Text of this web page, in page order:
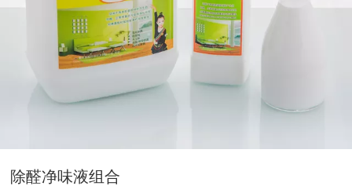
除醛净味液组合